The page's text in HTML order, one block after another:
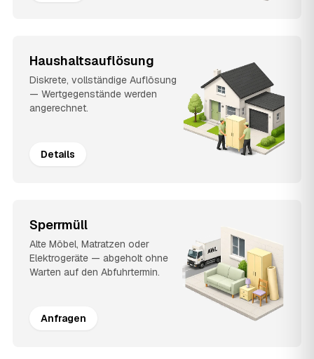
Haushaltsauflösung
Diskrete, vollständige Auflösung
— Wertgegenstände werden
angerechnet.
Details
Sperrmüll
Alte Möbel, Matratzen oder
Elektrogeräte — abgeholt ohne
Warten auf den Abfuhrtermin.
Anfragen